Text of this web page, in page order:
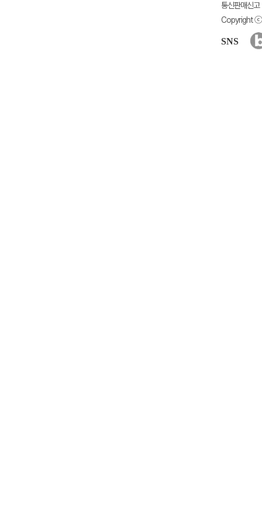
통신판매신
Copyright ⓒ
SNS